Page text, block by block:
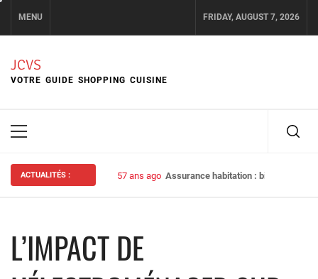
content
MENU FRIDAY, AUGUST 7, 2026
JCVS
VOTRE GUIDE SHOPPING CUISINE
Primary
ACTUALITÉS : 57 ans ago Assurance habitation : bien choisir
L’IMPACT DE